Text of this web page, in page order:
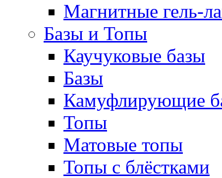
Магнитные гель-
Базы и Топы
Каучуковые базы
Базы
Камуфлирующие
Топы
Матовые топы
Топы с блёстками